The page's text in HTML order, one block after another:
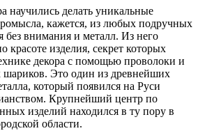
научились делать уникальные
кажется, из любых подручных
без внимания и металл. Из него
красоте изделия, секрет которых
декора с помощью проволоки и
шариков. Это один из древнейших
который появился на Руси
Крупнейший центр по
изделий находился в ту пору в
области.